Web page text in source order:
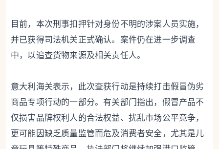
目前，本次刑事扣押针对身份不明的涉案人员实施，
并已获得司法机关正式确认。案件仍在进一步调查
中，以追查货物来源及相关责任人。
意大利海关表示，此次查获行动是持续打击假冒伪劣
商品专项行动的一部分。有关部门指出，假冒产品不
仅损害品牌权利人的合法权益、扰乱市场公平竞争，
更可能因缺乏质量监管而危及消费者安全，尤其是儿